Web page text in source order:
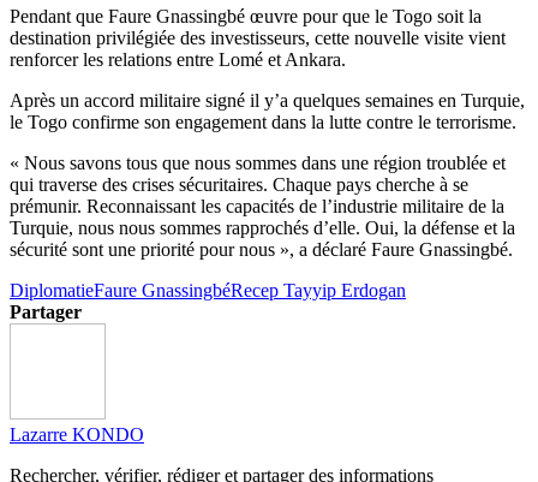
Pendant que Faure Gnassingbé œuvre pour que le Togo soit la
destination privilégiée des investisseurs, cette nouvelle visite vient
renforcer les relations entre Lomé et Ankara.
Après un accord militaire signé il y’a quelques semaines en Turquie,
le Togo confirme son engagement dans la lutte contre le terrorisme.
« Nous savons tous que nous sommes dans une région troublée et
qui traverse des crises sécuritaires. Chaque pays cherche à se
prémunir. Reconnaissant les capacités de l’industrie militaire de la
Turquie, nous nous sommes rapprochés d’elle. Oui, la défense et la
sécurité sont une priorité pour nous », a déclaré Faure Gnassingbé.
DiplomatieFaure GnassingbéRecep Tayyip Erdogan
Partager
Lazarre KONDO
Rechercher, vérifier, rédiger et partager des informations